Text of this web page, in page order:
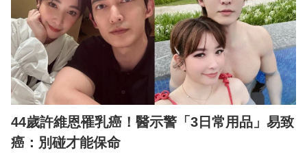
44歲許維恩罹乳癌！醫示警「3日常用品」易致
癌：別碰才能保命